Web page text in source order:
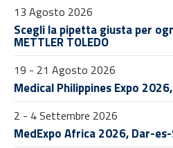
13 Agosto 2026
Scegli la pipetta giusta per
METTLER TOLEDO
19 - 21 Agosto 2026
Medical Philippines Expo
2 - 4 Settembre 2026
MedExpo Africa 2026, Dar-